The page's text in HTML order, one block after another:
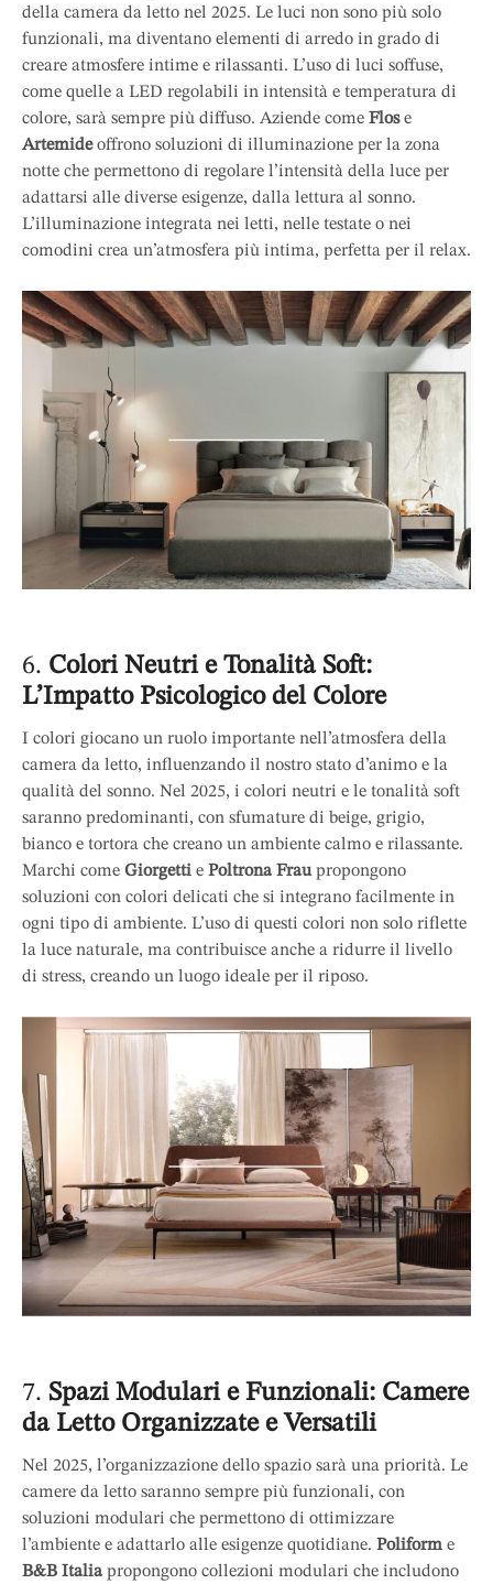
della camera da letto nel 2025. Le luci non sono più solo
funzionali, ma diventano elementi di arredo in grado di
creare atmosfere intime e rilassanti. L’uso di luci soffuse,
come quelle a LED regolabili in intensità e temperatura di
colore, sarà sempre più diffuso. Aziende come Flose
Artemideoffrono soluzioni di illuminazione per la zona
notte che permettono di regolare l’intensità della luce per
adattarsi alle diverse esigenze, dalla lettura al sonno.
L’illuminazione integrata nei letti, nelle testate o nei
comodini crea un’atmosfera più intima, perfetta per il relax.
6. Colori Neutri e Tonalità Soft:
L’Impatto Psicologico del Colore
I colori giocano un ruolo importante nell’atmosfera della
camera da letto, influenzando il nostro stato d’animo e la
qualità del sonno. Nel 2025, i colori neutri e le tonalità soft
saranno predominanti, con sfumature di beige, grigio,
bianco e tortora che creano un ambiente calmo e rilassante.
Marchi come Giorgetti e Poltrona Fraupropongono
soluzioni con colori delicati che si integrano facilmente in
ogni tipo di ambiente. L’uso di questi colori non solo riflette
la luce naturale, ma contribuisce anche a ridurre il livello
di stress, creando un luogo ideale per il riposo.
7. Spazi Modulari e Funzionali: Camere
da Letto Organizzate e Versatili
Nel 2025, l’organizzazione dello spazio sarà una priorità. Le
camere da letto saranno sempre più funzionali, con
soluzioni modulari che permettono di ottimizzare
l’ambiente e adattarlo alle esigenze quotidiane. Poliform e
B&B Italiapropongono collezioni modulari che includono